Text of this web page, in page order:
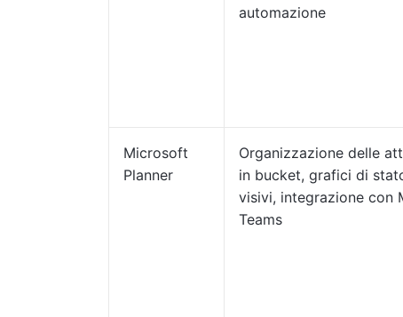
automazione
Microsoft
Planner
Organizzazione delle
in bucket, grafici di
visivi, integrazione con
Teams